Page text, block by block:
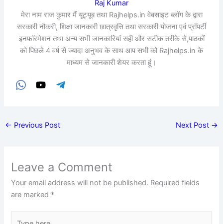
Raj Kumar
मेरा नाम राज कुमार मैं यूट्यूब तथा Rajhelps.in वेबसाइट ब्लॉग के द्वारा
सरकारी नौकरी, शिक्षा जानकारी छात्रवृत्ति तथा सरकारी योजना एवं प्रॉपर्टी
इनफॉरमेशन तथा अन्य सभी जानकारियां सही और सटीक तरीके से,पाठकों
को पिछले 4 वर्ष से ज्यादा अनुभव के साथ आप सभी को Rajhelps.in के
माध्यम से जानकारी शेयर करता हूं।
← Previous Post Next Post →
Leave a Comment
Your email address will not be published. Required fields
are marked *